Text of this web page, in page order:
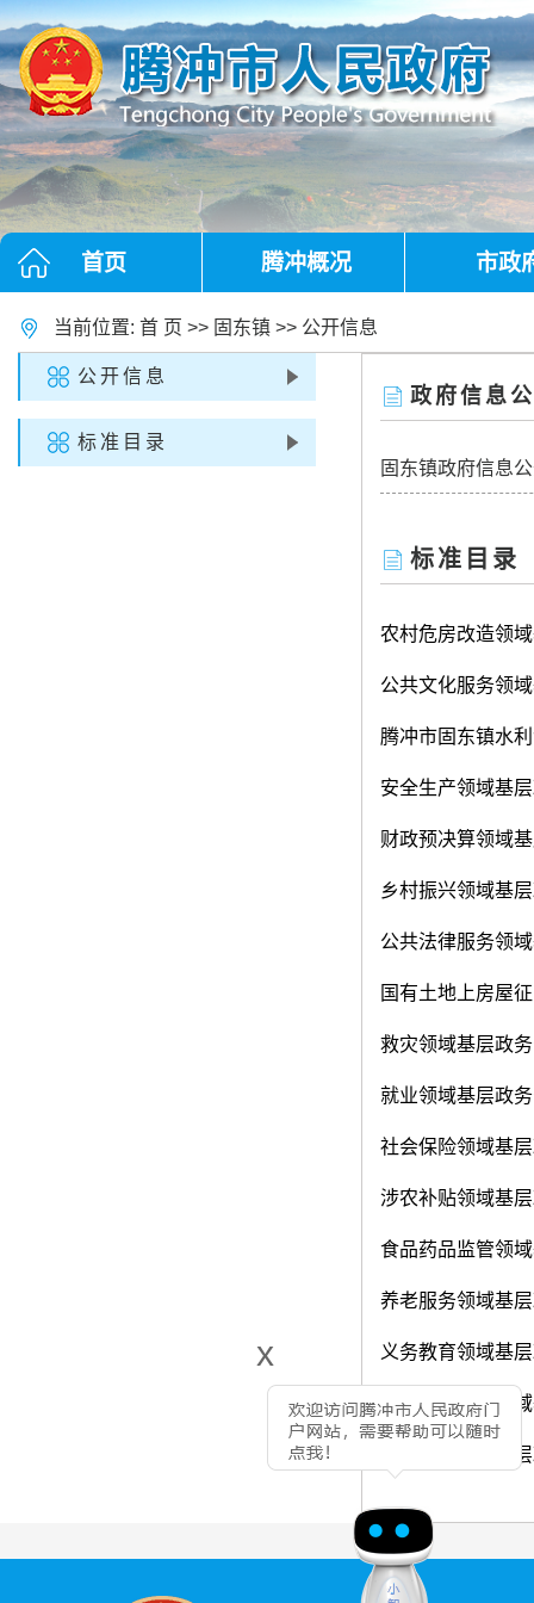
x
首页 腾冲概况 市政
当前位置: 首 页 >> 固东镇 >> 公开信息
政府信息
固东镇政府信息
标准目录
农村危房改造领
公共文化服务领
腾冲市固东镇水
安全生产领域基
财政预决算领域
乡村振兴领域基
公共法律服务领
国有土地上房屋
救灾领域基层政
就业领域基层政
社会保险领域基
涉农补贴领域基
食品药品监管领
养老服务领域基
义务教育领域基
重大建设项目领
社会救助领域基
公开信息
标准目录